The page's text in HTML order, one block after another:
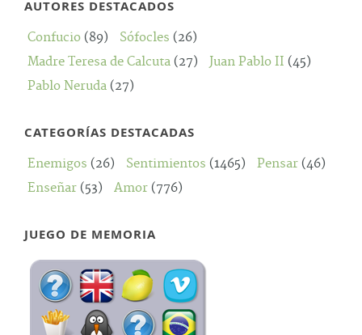
AUTORES DESTACADOS
Confucio (89) Sófocles (26)
Madre Teresa de Calcuta (27) Juan Pablo II (45)
Pablo Neruda (27)
CATEGORÍAS DESTACADAS
Enemigos (26) Sentimientos (1465) Pensar (46)
Enseñar (53) Amor (776)
JUEGO DE MEMORIA